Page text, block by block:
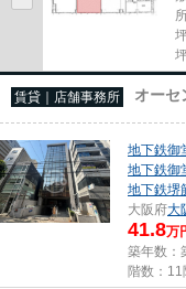
賃貸｜店舗事務所 オーセ
地下鉄御
地下鉄御
地下鉄堺
大阪府大
41.8万
築年数：
階数：11